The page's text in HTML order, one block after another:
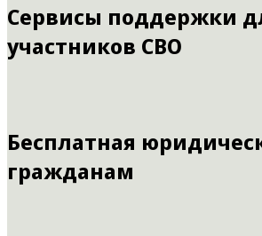
Сервисы поддержки
участников СВО
Бесплатная
гражданам